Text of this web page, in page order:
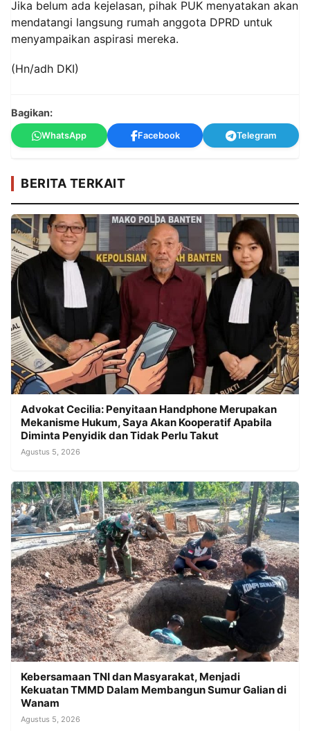
Jika belum ada kejelasan, pihak PUK menyatakan akan
mendatangi langsung rumah anggota DPRD untuk
menyampaikan aspirasi mereka.
(Hn/adh DKI)
Bagikan:
WhatsApp Facebook Telegram
BERITA TERKAIT
Advokat Cecilia: Penyitaan Handphone Merupakan
Mekanisme Hukum, Saya Akan Kooperatif Apabila
Diminta Penyidik dan Tidak Perlu Takut
Agustus 5, 2026
Kebersamaan TNI dan Masyarakat, Menjadi
Kekuatan TMMD Dalam Membangun Sumur Galian di
Wanam
Agustus 5, 2026